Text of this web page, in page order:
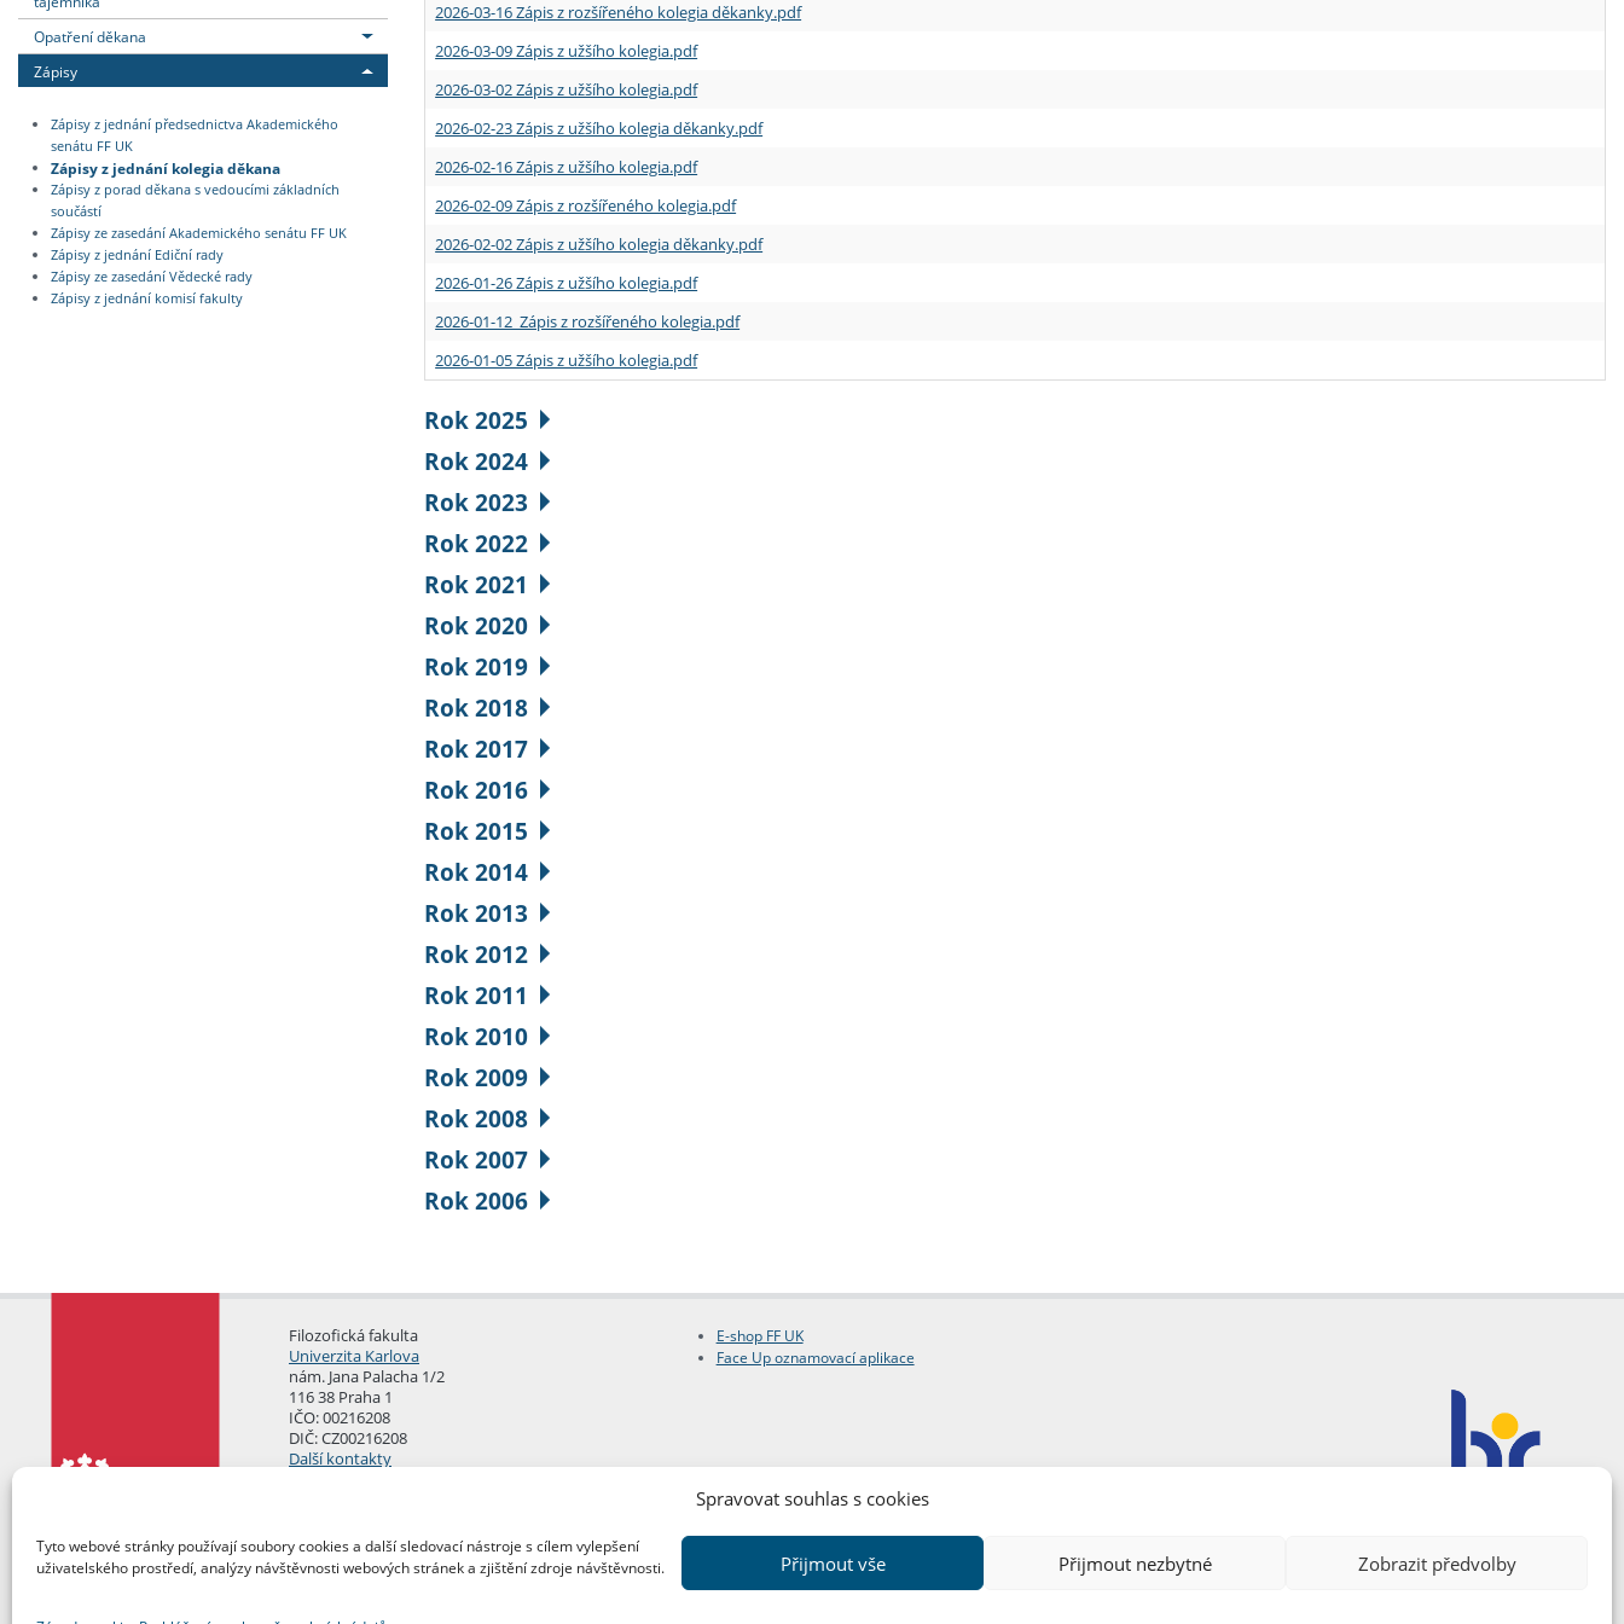
Spravovat souhlas s cookies
Tyto webové stránky používají soubory cookies a další sledovací nástroje s cílem vylepšení
uživatelského prostředí, analýzy návštěvnosti webových stránek a zjištění zdroje návštěvnosti.
Přijmout vše Přijmout nezbytné Zobrazit předvolby
Opatření děkana
Zápisy
Zápisy z jednání předsednictva Akademického
senátu FF UK
Zápisy z jednání kolegia děkana
Zápisy z porad děkana s vedoucími základních
součástí
Zápisy ze zasedání Akademického senátu FF UK
Zápisy z jednání Ediční rady
Zápisy ze zasedání Vědecké rady
Zápisy z jednání komisí fakulty
2026-03-16 Zápis z rozšířeného kolegia děkanky.pdf
2026-03-09 Zápis z užšího kolegia.pdf
2026-03-02 Zápis z užšího kolegia.pdf
2026-02-23 Zápis z užšího kolegia děkanky.pdf
2026-02-16 Zápis z užšího kolegia.pdf
2026-02-09 Zápis z rozšířeného kolegia.pdf
2026-02-02 Zápis z užšího kolegia děkanky.pdf
2026-01-26 Zápis z užšího kolegia.pdf
2026-01-12 Zápis z rozšířeného kolegia.pdf
2026-01-05 Zápis z užšího kolegia.pdf
Rok 2025
Rok 2024
Rok 2023
Rok 2022
Rok 2021
Rok 2020
Rok 2019
Rok 2018
Rok 2017
Rok 2016
Rok 2015
Rok 2014
Rok 2013
Rok 2012
Rok 2011
Rok 2010
Rok 2009
Rok 2008
Rok 2007
Rok 2006
Filozofická fakulta
Univerzita Karlova
nám. Jana Palacha 1/2
116 38 Praha 1
IČO: 00216208
DIČ: CZ00216208
Další kontakty
E-shop FF UK
Face Up oznamovací aplikace